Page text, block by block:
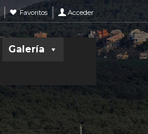
Favoritos Acceder
Galería